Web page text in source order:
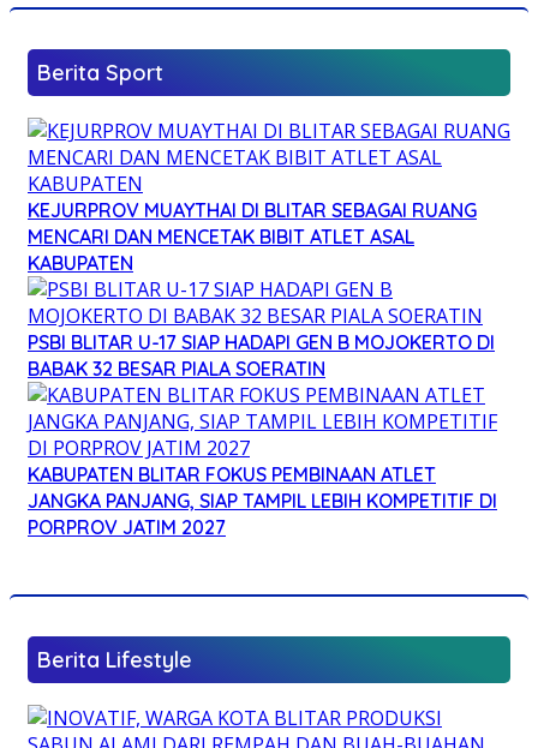
Berita Sport
KEJURPROV MUAYTHAI DI BLITAR SEBAGAI RUANG
MENCARI DAN MENCETAK BIBIT ATLET ASAL
KABUPATEN
PSBI BLITAR U-17 SIAP HADAPI GEN B MOJOKERTO DI
BABAK 32 BESAR PIALA SOERATIN
KABUPATEN BLITAR FOKUS PEMBINAAN ATLET
JANGKA PANJANG, SIAP TAMPIL LEBIH KOMPETITIF DI
PORPROV JATIM 2027
Berita Lifestyle